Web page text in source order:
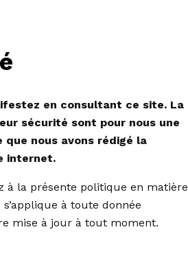
en consultant ce site. La
sécurité sont pour nous une
nous avons rédigé la
internet.
à la présente politique en matière
à toute donnée
mise à jour à tout moment.